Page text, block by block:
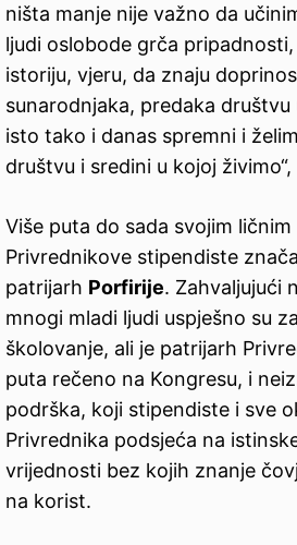
ništa manje nije važno da
ljudi oslobode grča
istoriju, vjeru, da znaju
sunarodnjaka, predaka društvu
isto tako i danas spremni i
društvu i sredini u kojoj
Više puta do sada svojim
Privrednikove stipendiste
patrijarh Porfirije. Zahvaljujući
mnogi mladi ljudi uspješno su
školovanje, ali je patrijarh
puta rečeno na Kongresu, i
podrška, koji stipendiste i sve
Privrednika podsjeća na
vrijednosti bez kojih znanje
na korist.